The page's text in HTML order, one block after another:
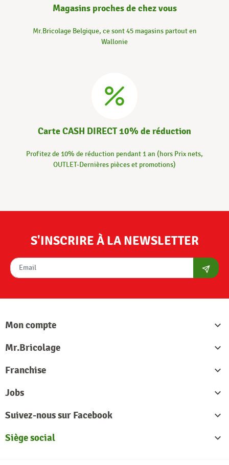
Magasins proches de chez vous
Mr.Bricolage Belgique, ce sont 45 magasins partout en
Wallonie
Carte CASH DIRECT 10% de réduction
Profitez de 10% de réduction pendant 1 an (hors Prix nets,
OUTLET-Dernières pièces et promotions)
S'INSCRIRE À LA NEWSLETTER
Mon compte

Mr.Bricolage

Franchise

Jobs

Suivez-nous sur Facebook

Siège social
